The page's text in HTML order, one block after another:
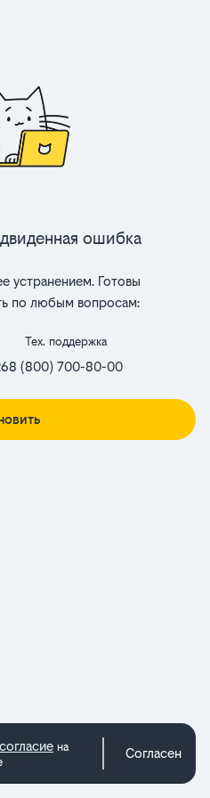
ошибка
устранением. Готовы
по любым вопросам:
Тех. поддержка
8 (800) 700-80-00
согласие на
Согласен